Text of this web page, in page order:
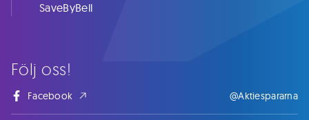
Följ oss!
Facebook @Aktiespararna
SaveByBell